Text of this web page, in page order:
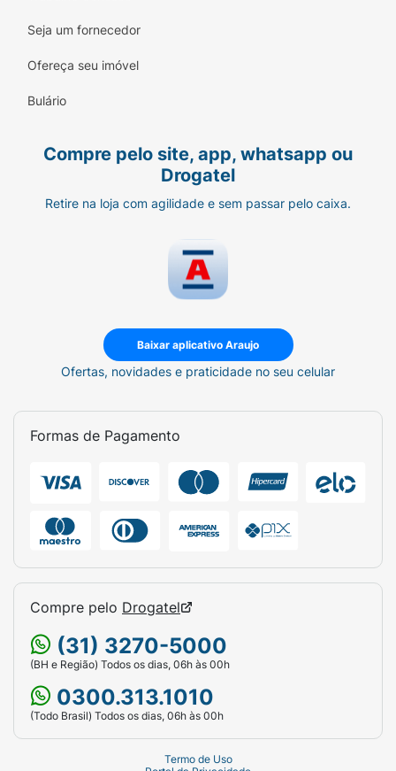
Seja um fornecedor
Ofereça seu imóvel
Bulário
Compre pelo site, app, whatsapp ou
Drogatel
Retire na loja com agilidade e sem passar pelo caixa.
Baixar aplicativo Araujo
Ofertas, novidades e praticidade no seu celular
Formas de Pagamento
Compre pelo Drogatel
(31) 3270-5000
(BH e Região) Todos os dias, 06h às 00h
0300.313.1010
(Todo Brasil) Todos os dias, 06h às 00h
Termo de Uso